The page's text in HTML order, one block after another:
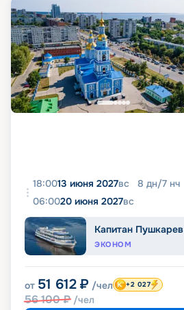
18:0013 июня 2027вс 8 дн/7 нч
06:0020 июня 2027вс
Капитан Пушкарев
ЭКОНОМ
от 51 612 ₽ /чел
56 100₽ /чел
+2 027